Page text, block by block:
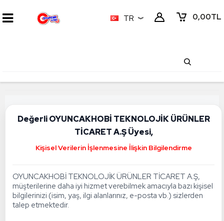
0,00TL
TR
Değerli OYUNCAKHOBİ TEKNOLOJİK ÜRÜNLER
TİCARET A.Ş Üyesi,
Kişisel Verilerin İşlenmesine İlişkin Bilgilendirme
OYUNCAKHOBİ TEKNOLOJİK ÜRÜNLER TİCARET A.Ş,
müşterilerine daha iyi hizmet verebilmek amacıyla bazı kişisel
bilgilerinizi (isim, yaş, ilgi alanlarınız, e-posta vb.) sizlerden
talep etmektedir.